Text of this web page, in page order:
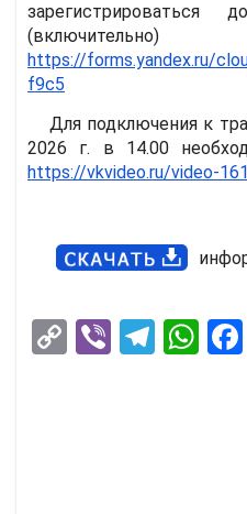
https://forms.yandex.ru/
f9c5
Для подключения к
2026 г. в 14.00
https://vkvideo.ru/video-
C
Vi
T
W